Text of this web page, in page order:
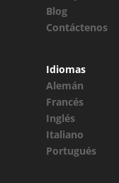
Blog
Contáctenos
Idiomas
Alemán
Francés
Inglés
Italiano
Portugués